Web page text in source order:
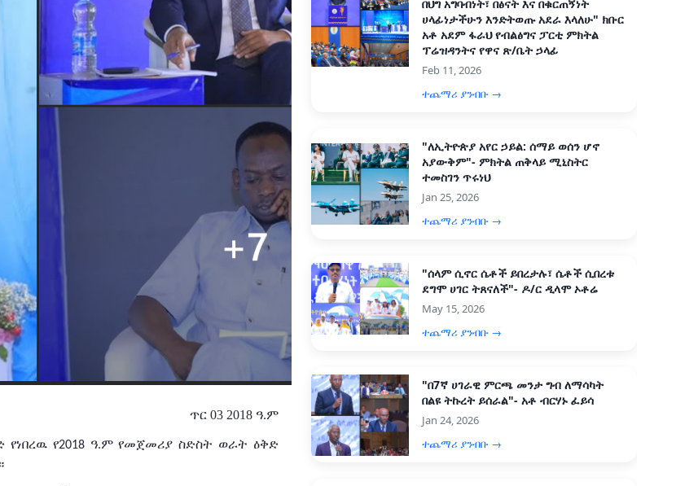
ጥር 03 2018 ዓ.ም
የነበረዉ የ2018 ዓ.ም የመጀመሪያ ስድስት ወራት ዕቅድ
በህግ አግባብነት፣ በፅናት እና በቁርጠኝነት
ሀላፊነታችሁን እንድትወጡ አደራ እላለሁ" ክቡር
አቶ አደም ፋራህ የብልፅግና ፓርቲ ምክትል
ፕሬዝዳንትና የዋና ጽ/ቤት ኃላፊ
Feb 11, 2026
ተጨማሪ ያንብቡ →
"ለኢትዮጵያ አየር ኃይል: ሰማይ ወሰን ሆኖ
አያውቅም"- ምክትል ጠቅላይ ሚኒስትር
ተመስገን ጥሩነህ
Jan 25, 2026
ተጨማሪ ያንብቡ →
"ሰላም ሲኖር ሴቶች ይበረታሉ፣ ሴቶች ሲበረቱ
ደግሞ ሀገር ትጸናለች"- ዶ/ር ዲላሞ ኦቶሬ
May 15, 2026
ተጨማሪ ያንብቡ →
"በ7ኛ ሀገራዊ ምርጫ መንታ ግብ ለማሳካት
በልዩ ትኩረት ይሰራል"- አቶ ብርሃኑ ፈይሳ
Jan 24, 2026
ተጨማሪ ያንብቡ →